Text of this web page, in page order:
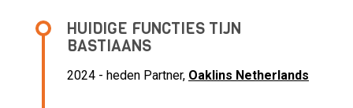
HUIDIGE FUNCTIES TIJN
BASTIAANS
2024 - heden Partner, Oaklins Netherlands